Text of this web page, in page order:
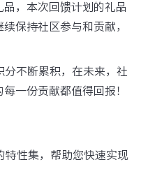
，本次回馈计划的礼品
保持社区参与和贡献，
分不断累积，在未来，社
一份贡献都值得回报！
特性集，帮助您快速实现